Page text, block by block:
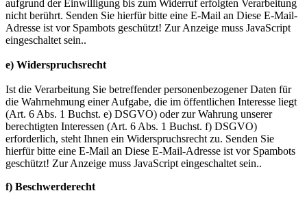
aufgrund der Einwilligung bis zum Widerruf erfolgten Verarbeitung
nicht berührt. Senden Sie hierfür bitte eine E-Mail an Diese E-Mail-
Adresse ist vor Spambots geschützt! Zur Anzeige muss JavaScript
eingeschaltet sein..
e) Widerspruchsrecht
Ist die Verarbeitung Sie betreffender personenbezogener Daten für
die Wahrnehmung einer Aufgabe, die im öffentlichen Interesse liegt
(Art. 6 Abs. 1 Buchst. e) DSGVO) oder zur Wahrung unserer
berechtigten Interessen (Art. 6 Abs. 1 Buchst. f) DSGVO)
erforderlich, steht Ihnen ein Widerspruchsrecht zu. Senden Sie
hierfür bitte eine E-Mail an Diese E-Mail-Adresse ist vor Spambots
geschützt! Zur Anzeige muss JavaScript eingeschaltet sein..
f) Beschwerderecht